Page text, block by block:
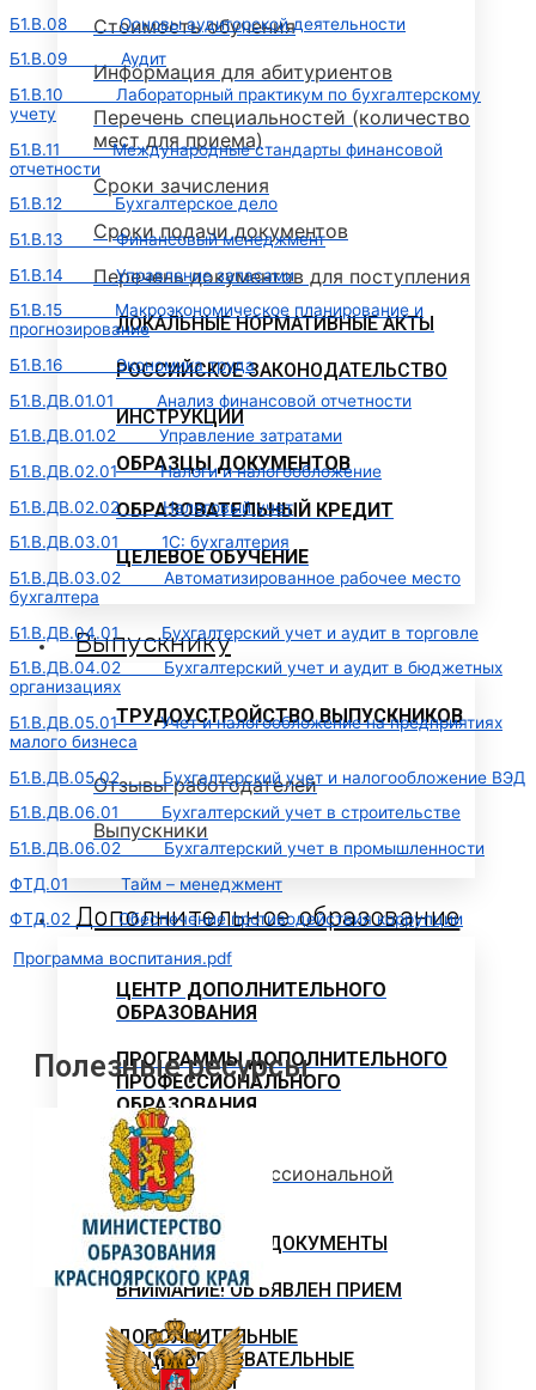
Стоимость обучения
Информация для абитуриентов
Перечень специальностей (количество
мест для приема)
Сроки зачисления
Сроки подачи документов
Перечень документов для поступления
ЛОКАЛЬНЫЕ НОРМАТИВНЫЕ АКТЫ
РОССИЙСКОЕ ЗАКОНОДАТЕЛЬСТВО
ИНСТРУКЦИИ
ОБРАЗЦЫ ДОКУМЕНТОВ
ОБРАЗОВАТЕЛЬНЫЙ КРЕДИТ
ЦЕЛЕВОЕ ОБУЧЕНИЕ
Выпускнику
ТРУДОУСТРОЙСТВО ВЫПУСКНИКОВ
Отзывы работодателей
Выпускники
Дополнительное образование
ЦЕНТР ДОПОЛНИТЕЛЬНОГО
ОБРАЗОВАНИЯ
ПРОГРАММЫ ДОПОЛНИТЕЛЬНОГО
ПРОФЕССИОНАЛЬНОГО
ОБРАЗОВАНИЯ
Программы профессиональной
переподготовки
ОФИЦИАЛЬНЫЕ ДОКУМЕНТЫ
ВНИМАНИЕ! ОБЪЯВЛЕН ПРИЕМ
ДОПОЛНИТЕЛЬНЫЕ
ОБЩЕОБРАЗОВАТЕЛЬНЫЕ
ПРОГРАММЫ
Б1.В.08 Основы аудиторской деятельности
Б1.В.09 Аудит
Б1.В.10 Лабораторный практикум по бухгалтерскому
учету
Б1.В.11 Международные стандарты финансовой
отчетности
Б1.В.12 Бухгалтерское дело
Б1.В.13 Финансовый менеджмент
Б1.В.14 Управление запасами
Б1.В.15 Макроэкономическое планирование и
прогнозирование
Б1.В.16 Экономика труда
Б1.В.ДВ.01.01 Анализ финансовой отчетности
Б1.В.ДВ.01.02 Управление затратами
Б1.В.ДВ.02.01 Налоги и налогообложение
Б1.В.ДВ.02.02 Налоговый учет
Б1.В.ДВ.03.01 1С: бухгалтерия
Б1.В.ДВ.03.02 Автоматизированное рабочее место
бухгалтера
Б1.В.ДВ.04.01 Бухгалтерский учет и аудит в торговле
Б1.В.ДВ.04.02 Бухгалтерский учет и аудит в бюджетных
организациях
Б1.В.ДВ.05.01 Учет и налогообложение на предприятиях
малого бизнеса
Б1.В.ДВ.05.02 Бухгалтерский учет и налогообложение ВЭД
Б1.В.ДВ.06.01 Бухгалтерский учет в строительстве
Б1.В.ДВ.06.02 Бухгалтерский учет в промышленности
ФТД.01 Тайм – менеджмент
ФТД.02 Обеспечение противодействия коррупции
Программа воспитания.pdf
Полезные ресурсы